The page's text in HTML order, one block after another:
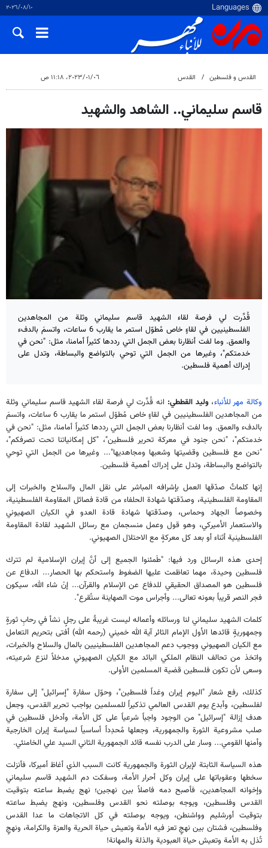
١٠‏/٠٨‏/٢٠٢٦
القدس و فلسطین القدس ٠٦‏/٠١‏/٢٠٢٣، ١١:١٨ ص
قاسم سليماني.. الشاهد والشهيد
قُدِّرت لي فرصة لقاء الشهيد قاسم سليماني وثلة من المجاهدين
الفلسطينيين في لقاءٍ خاص مُطوّل استمر ما يقارب 6 ساعات، واتسمَ بالدفء
والعمق. وما لفت أنظارنا بعض الجمل التي رددها كثيراً أمامنا، مثل: "نحن في
خدمتكم"، وغيرها من الجمل التي توحي بالتواضع والبساطة، وتدل على
إدراك أهمية فلسطين.
وكالة مهر للأنباء،وليد القططي: انه قُدِّرت لي فرصة لقاء الشهيد قاسم سليماني وثلة
من المجاهدين الفلسطينيين في لقاءٍ خاص مُطوّل استمر ما يقارب 6 ساعات، واتسمَ
بالدفء والعمق. وما لفت أنظارنا بعض الجمل التي رددها كثيراً أمامنا، مثل: "نحن في
خدمتكم"، "نحن جنود في معركة تحرير فلسطين"، "كل إمكانياتنا تحت تصرفكم"،
"نحن مع فلسطين وقضيتها وشعبها ومجاهديها"... وغيرها من الجمل التي توحي
بالتواضع والبساطة، وتدل على إدراك أهمية فلسطين.
إنها كلماتٌ صدّقها العمل بإشرافه المباشر على نقل المال والسلاح والخبرات إلى
المقاومة الفلسطينية، وصدّقتها شهادة الحلفاء من قادة فصائل المقاومة الفلسطينية،
وخصوصاً الجهاد وحماس، وصدّقتها شهادة قادة العدو في الكيان الصهيوني
والاستعمار الأميركي، وهو قول وعمل منسجمان مع رسائل الشهيد لقادة المقاومة
الفلسطينية أثناء أو بعد كل معركةٍ مع الاحتلال الصهيوني.
إحدى هذه الرسائل ورد فيها: "طَمئنوا الجميع إلى أنَّ إيران الإسلامية لم تترك
فلسطين وحيدة، مهما تعاظمت عليها الضغوط واستحكم بها الحصار... الدفاع عن
فلسطين هو المصداق الحقيقي للدفاع عن الإسلام والقرآن... إنْ شاء الله، سيكون
فجر النصر قريباً بعونه تعالى... وأجراس موت الصهاينة ستُقرع".
كلمات الشهيد سليماني لنا ورسائله وأعماله ليست غريبةً على رجلٍ نشأ في رحابِ ثورةٍ
وجمهوريةٍ قائدها الأول الإمام الثائر آية الله خميني (رحمه الله) أفتى بتحريم التعامل
مع الكيان الصهيوني ووجوب دعم المجاهدين الفلسطينيين بالمال والسلاح والخبرات،
واتخذ من تحالف النظام الملكي البائد مع الكيان الصهيوني مدخلاً لنزع شرعيته،
وسعى لأن تكون فلسطين قضية المسلمين الأولى.
كذلك، رفع شعار "اليوم إيران وغداً فلسطين"، وحوّل سفارة "إسرائيل" إلى سفارة
لفلسطين، وأبدع يوم القدس العالمي تذكيراً للمسلمين بواجب تحرير القدس، وجعل
هدف إزالة "إسرائيل" من الوجود واجباً شرعياً على كل الأمة، وأدخل فلسطين في
صلب مشروعية الثورة والجمهورية، وجعلها مُحدِداً أساسياً لسياسة إيران الخارجية
وأمنها القومي... وسار على الدرب نفسه قائد الجمهورية الثاني السيد علي الخامنئي.
هذه السياسة الثابتة لإيران الثورة والجمهورية كانت السبب الذي أغاظ أميركا، فأنزلت
سخطها وعقوباتها على إيران وكل أحرار الأمة، وسفكت دم الشهيد قاسم سليماني
وإخوانه المجاهدين، فأصبح دمه فاصلاً بين نهجين؛ نهج يضبط ساعته بتوقيت
القدس وفلسطين، ويوجه بوصلته نحو القدس وفلسطين، ونهج يضبط ساعته
بتوقيت أورشليم وواشنطن، ويوجه بوصلته في كل الاتجاهات ما عدا القدس
وفلسطين، فشتان بين نهجٍ تعز فيه الأمة وتعيش حياة الحرية والعزة والكرامة، ونهجٍ
تُذل به الأمة وتعيش حياة العبودية والذلة والمهانة!